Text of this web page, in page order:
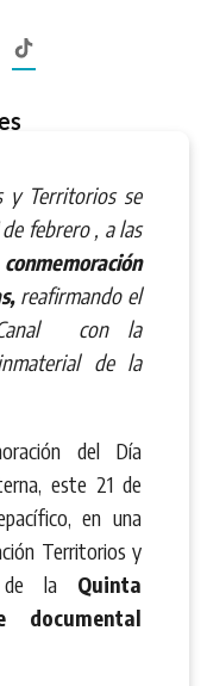
y Territorios se
febrero , a las
conmemoración
reafirmando el
Canal con la
de la
del Día
este 21 de
en una
Territorios y
de la Quinta